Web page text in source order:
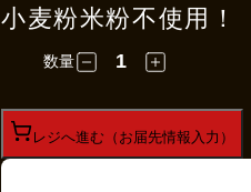
小麦粉米粉不使用！
数量
レジへ進む（お届先情報入力）